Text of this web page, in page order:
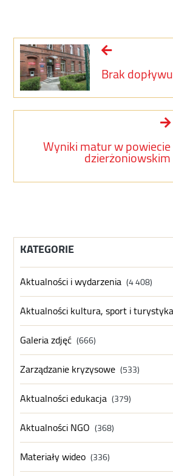
Brak
Wyniki matur w powiecie
dzierżoniowskim
KATEGORIE
Aktualności i wydarzenia (4 408)
Aktualności kultura, sport i turystyka
Galeria zdjęć (666)
Zarządzanie kryzysowe (533)
Aktualności edukacja (379)
Aktualności NGO (368)
Materiały wideo (336)